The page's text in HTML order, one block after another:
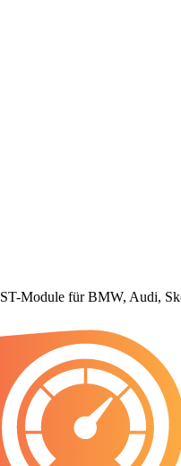
Module für BMW, Audi,